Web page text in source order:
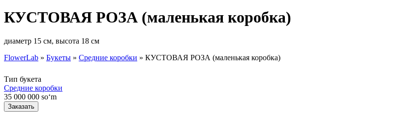
КУСТОВАЯ РОЗА (маленькая коробка)
диаметр 15 см, высота 18 см
FlowerLab » Букеты » Средние коробки » КУСТОВАЯ РОЗА (маленькая коробка)
Тип букета
Средние коробки
35 000 000 soʻm